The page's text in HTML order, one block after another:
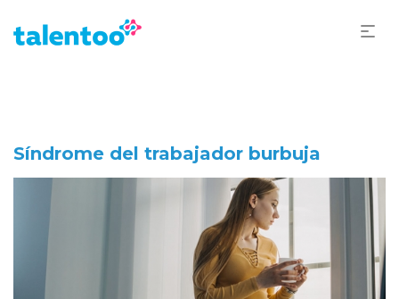
Síndrome del trabajador burbuja